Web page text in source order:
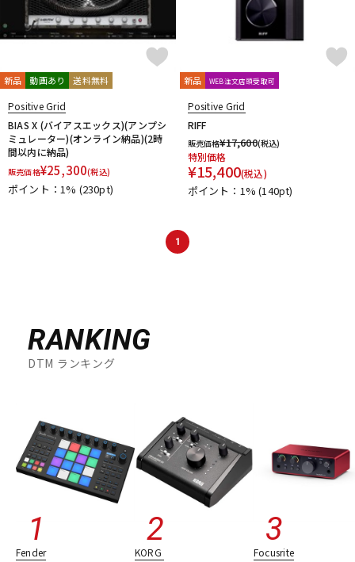
キーボード 電子ピアノ
アンプ
DJ機器 DTM
中古
新品 動画あり 送料無料
Positive Grid
BIAS X (バイアスエックス)(アンプシ
ミュレーター)(オンライン納品)(2時
間以内に納品)
販売価格¥25,300(税込)
ポイント：1% (230pt)
新品 WEB注文店頭受取可
Positive Grid
RIFF
販売価格¥17,600(税込)
特別価格
¥15,400(税込)
ポイント：1%(140pt)
1
RANKING
DTM ランキング
Fender KORG Focusrite